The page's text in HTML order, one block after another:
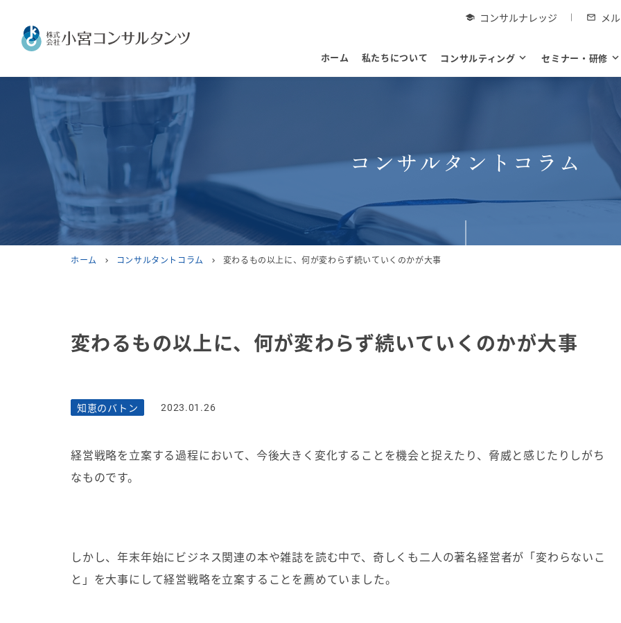
school コンサルナレッジ mail_outline メ
ホーム 私たちについて コンサルティング expand_more セミナー・研修 expand_more
コンサルタントコラム
ホーム chevron_right コンサルタントコラム chevron_right 変わるもの以上に、何が変わらず続いていくのかが大事
変わるもの以上に、何が変わらず続いていくのかが大事
知恵のバトン 2023.01.26
経営戦略を立案する過程において、今後大きく変化することを機会と捉えたり、脅威と感じたりしがち
なものです。
しかし、年末年始にビジネス関連の本や雑誌を読む中で、奇しくも二人の著名経営者が「変わらないこ
と」を大事にして経営戦略を立案することを薦めていました。